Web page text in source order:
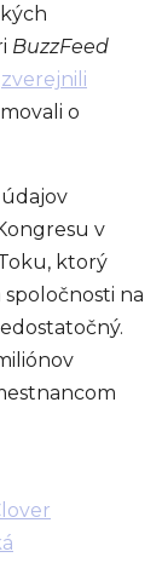
BuzzFeed
zverejnili
o
v
ktorý
spoločnosti na